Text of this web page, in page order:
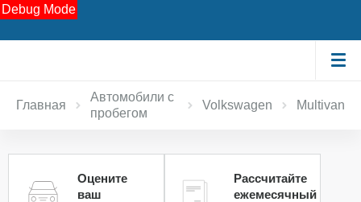
Debug Mode
Главная
Автомобили с
пробегом
Volkswagen Multivan
Оцените
ваш
Рассчитайте
ежемесячный